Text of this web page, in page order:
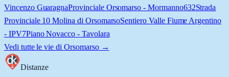
Vincenzo GuaragnaProvinciale Orsomarso - Mormanno632Strada
Provinciale 10 Molina di OrsomarsoSentiero Valle Fiume Argentino
- IPV7Piano Novacco - Tavolara
Vedi tutte le vie di Orsomarso→
Distanze